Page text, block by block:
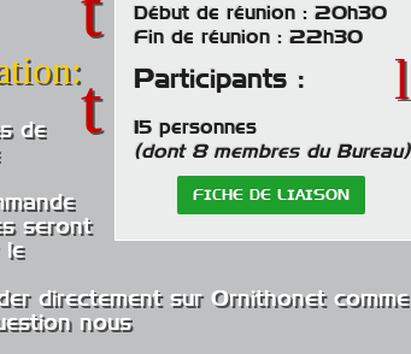
Début de réunion : 20h30
Fin de réunion : 22h30
Participants :
15 personnes
(dont 8 membres du Bureau)
FICHE DE LIAISON
de
seront
le
directement sur Ornithonet comme
nous
Bourse les
et 28 septembre